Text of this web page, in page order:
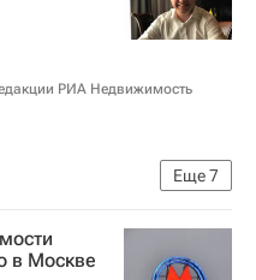
РИА Недвижимость
Еще7
НДВ-Групп
в Москве